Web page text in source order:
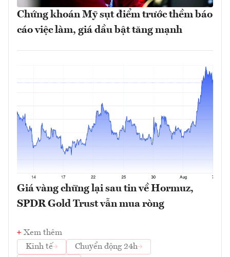
Chứng khoán Mỹ sụt điểm trước thềm báo
cáo việc làm, giá dầu bật tăng mạnh
Giá vàng chững lại sau tin về Hormuz,
SPDR Gold Trust vẫn mua ròng
Xem thêm
Kinh tế
Chuyển động 24h